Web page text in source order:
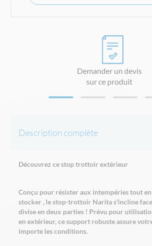
Demander un devis
sur ce produit
Description complète
Découvrez ce stop trottoir extérieur
Conçu pour résister aux intempéries tout
stocker , le stop-trottoir Narita s'incline face
divise en deux parties ! Prévu pour
en extérieur, ce support robuste assure
importe les conditions.